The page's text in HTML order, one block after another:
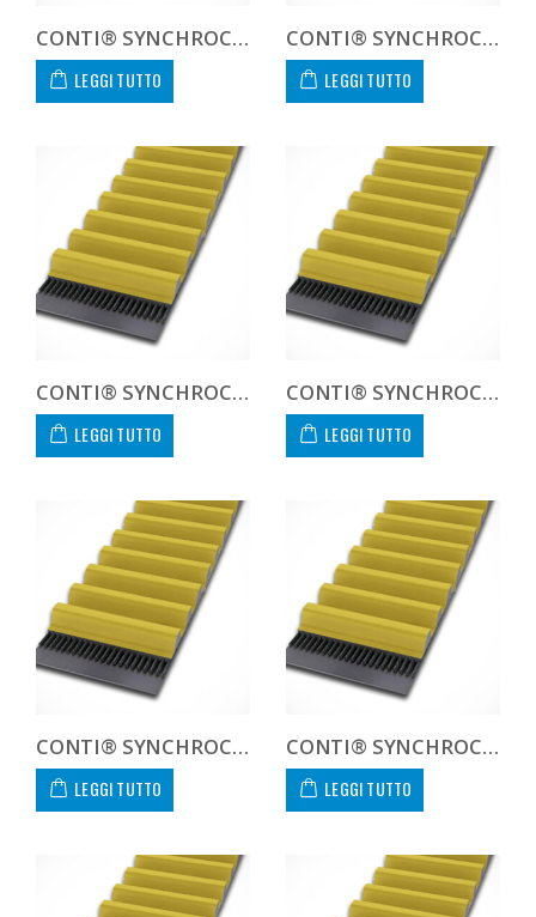
CONTI® SYNCHROCHAIN CARBON CTD 14M 1120 20 C
LEGGI TUTTO
CONTI® SYNCHROCHAIN CARBON CTD 14M 1120 37 C
LEGGI TUTTO
CONTI® SYNCHROCHAIN CARBON CTD 14M 1120 68 C
LEGGI TUTTO
CONTI® SYNCHROCHAIN CARBON CTD 14M 1120 90 C
LEGGI TUTTO
CONTI® SYNCHROCHAIN CARBON CTD 14M 1120 125 C
LEGGI TUTTO
CONTI® SYNCHROCHAIN CARBON CTD 14M 1120 450 C CUSTOM
LEGGI TUTTO